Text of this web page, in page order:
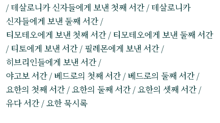
/ 테살로니카 신자들에게 보낸 첫째 서간 / 테살로니카
신자들에게 보낸 둘째 서간 /
티모테오에게 보낸 첫째 서간 / 티모테오에게 보낸 둘째 서간
/ 티토에게 보낸 서간 / 필레몬에게 보낸 서간 /
히브리인들에게 보낸 서간 /
야고보 서간 / 베드로의 첫째 서간 / 베드로의 둘째 서간 /
요한의 첫째 서간 / 요한의 둘째 서간 / 요한의 셋째 서간 /
유다 서간 / 요한 묵시록